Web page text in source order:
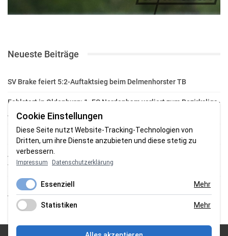
Neueste Beiträge
SV Brake feiert 5:2-Auftaktsieg beim Delmenhorster TB
Fehlstart in Oldenburg: 1. FC Nordenham verliert zum Bezirksliga-
Auftakt
Fußball in der Wesermarsch: Die Bilder vom Wochenende
Aufstieg geschafft: HSG-Unterweser-C-Jugend macht sich bereit
für die Oberliga
HSG Unterweser startet mit neuem Torwarttrainer in die
Vorbereitung
Cookie Einstellungen
Diese Seite nutzt Website-Tracking-Technologien von
Dritten, um ihre Dienste anzubieten und diese stetig zu
verbessern.
Impressum Datenschutzerklärung
Essenziell Mehr
Statistiken Mehr